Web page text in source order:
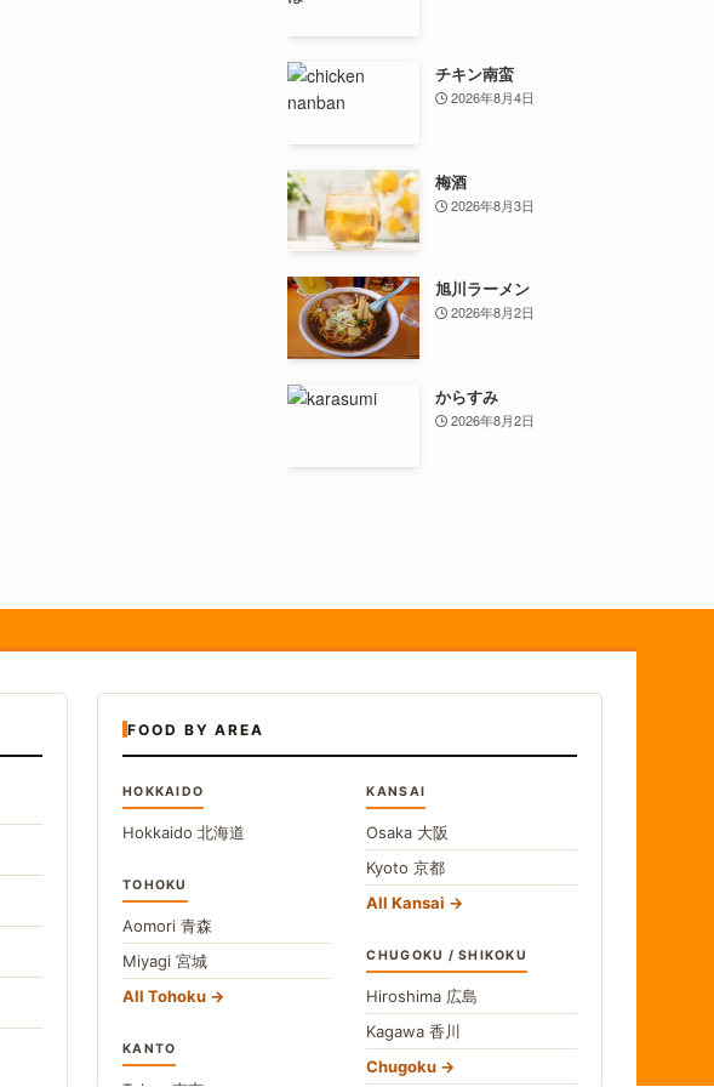
チキン南蛮
2026年8月4日
梅酒
2026年8月3日
旭川ラーメン
2026年8月2日
からすみ
2026年8月2日
FOOD BY AREA
HOKKAIDO
Hokkaido 北海道
TOHOKU
Aomori 青森
Miyagi 宮城
All Tohoku
KANTO
KANSAI
Osaka 大阪
Kyoto京都
All Kansai
CHUGOKU / SHIKOKU
Hiroshima 広島
Kagawa香川
Chugoku